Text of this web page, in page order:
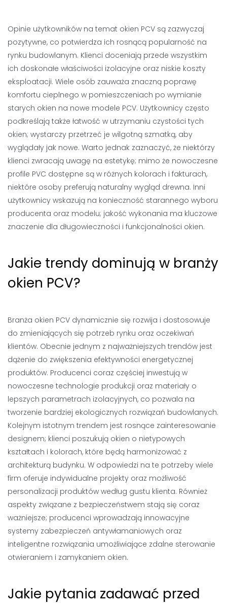
Opinie użytkowników na temat okien PCV są zazwyczaj
pozytywne, co potwierdza ich rosnącą popularność na
rynku budowlanym. Klienci doceniają przede wszystkim
ich doskonałe właściwości izolacyjne oraz niskie koszty
eksploatacji. Wiele osób zauważa znaczną poprawę
komfortu cieplnego w pomieszczeniach po wymianie
starych okien na nowe modele PCV. Użytkownicy często
podkreślają także łatwość w utrzymaniu czystości tych
okien; wystarczy przetrzeć je wilgotną szmatką, aby
wyglądały jak nowe. Warto jednak zaznaczyć, że niektórzy
klienci zwracają uwagę na estetykę; mimo że nowoczesne
profile PVC dostępne są w różnych kolorach i fakturach,
niektóre osoby preferują naturalny wygląd drewna. Inni
użytkownicy wskazują na konieczność starannego wyboru
producenta oraz modelu; jakość wykonania ma kluczowe
znaczenie dla długowieczności i funkcjonalności okien.
Jakie trendy dominują w branży
okien PCV?
Branża okien PCV dynamicznie się rozwija i dostosowuje
do zmieniających się potrzeb rynku oraz oczekiwań
klientów. Obecnie jednym z najważniejszych trendów jest
dążenie do zwiększenia efektywności energetycznej
produktów. Producenci coraz częściej inwestują w
nowoczesne technologie produkcji oraz materiały o
lepszych parametrach izolacyjnych, co pozwala na
tworzenie bardziej ekologicznych rozwiązań budowlanych.
Kolejnym istotnym trendem jest rosnące zainteresowanie
designem; klienci poszukują okien o nietypowych
kształtach i kolorach, które będą harmonizować z
architekturą budynku. W odpowiedzi na te potrzeby wiele
firm oferuje indywidualne projekty oraz możliwość
personalizacji produktów według gustu klienta. Również
aspekty związane z bezpieczeństwem stają się coraz
ważniejsze; producenci wprowadzają innowacyjne
systemy zabezpieczeń antywłamaniowych oraz
inteligentne rozwiązania umożliwiające zdalne sterowanie
otwieraniem i zamykaniem okien.
Jakie pytania zadawać przed